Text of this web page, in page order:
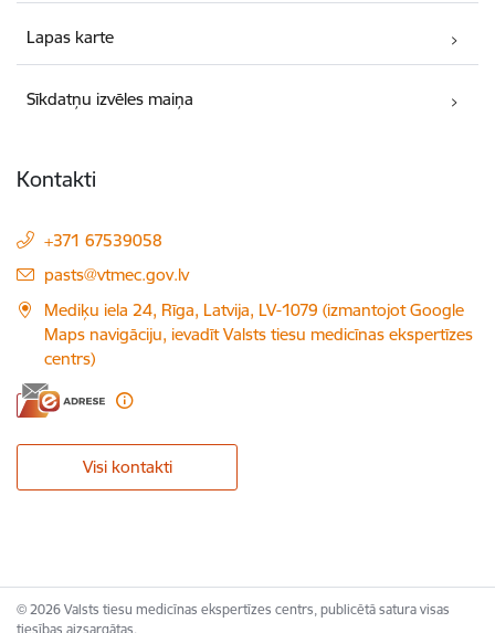
Lapas karte
Sīkdatņu izvēles maiņa
Kontakti
+371 67539058
E-pasts:
pasts@vtmec.gov.lv
Mediķu iela 24, Rīga, Latvija, LV-1079 (izmantojot Google
Maps navigāciju, ievadīt Valsts tiesu medicīnas ekspertīzes
centrs)
Visi kontakti
© 2026 Valsts tiesu medicīnas ekspertīzes centrs, publicētā satura visas
tiesības aizsargātas.